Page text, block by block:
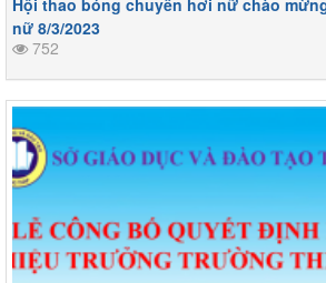
Hội thao bóng chuyền hơi nữ chào
nữ 8/3/2023
752